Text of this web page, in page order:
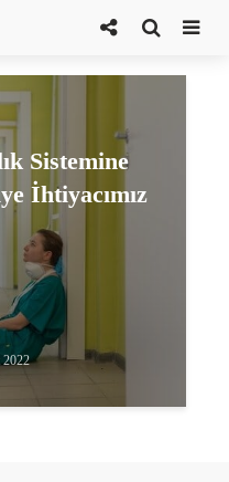
Sistemine
İhtiyacımız
2022